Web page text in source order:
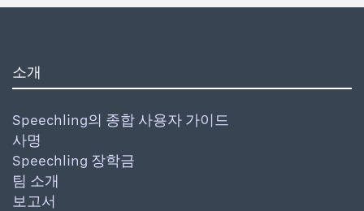
소개
Speechling의 종합 사용자 가이드
사명
Speechling 장학금
팀 소개
보고서